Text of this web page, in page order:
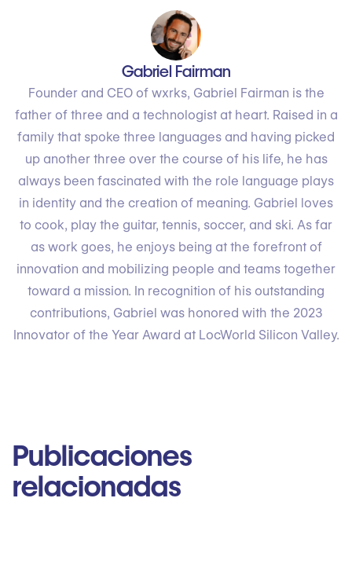
Gabriel Fairman
Founder and CEO of wxrks, Gabriel Fairman is the
father of three and a technologist at heart. Raised in a
family that spoke three languages and having picked
up another three over the course of his life, he has
always been fascinated with the role language plays
in identity and the creation of meaning. Gabriel loves
to cook, play the guitar, tennis, soccer, and ski. As far
as work goes, he enjoys being at the forefront of
innovation and mobilizing people and teams together
toward a mission. In recognition of his outstanding
contributions, Gabriel was honored with the 2023
Innovator of the Year Award at LocWorld Silicon Valley.
Publicaciones
relacionadas